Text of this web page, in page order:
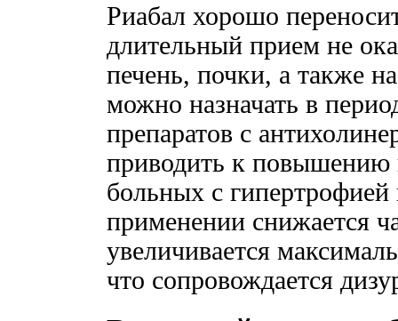
Риабал хорошо
длительный прием не
печень, почки, а также
можно назначать в
препаратов с
приводить к повышению
больных с
применении снижается
увеличивается
что сопровождается